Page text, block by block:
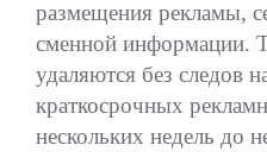
размещения рекламы,
сменной информации.
удаляются без следов
краткосрочных
нескольких недель до